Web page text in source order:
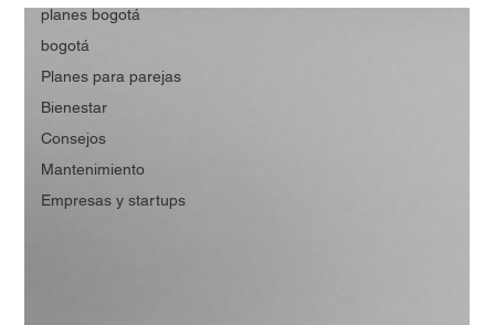
planes bogotá
bogotá
Planes para parejas
Bienestar
Consejos
Mantenimiento
Empresas y startups